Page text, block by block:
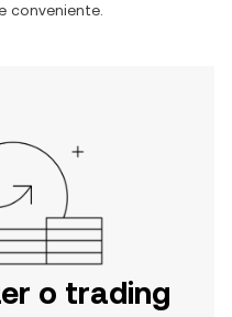
conveniente.
o trading